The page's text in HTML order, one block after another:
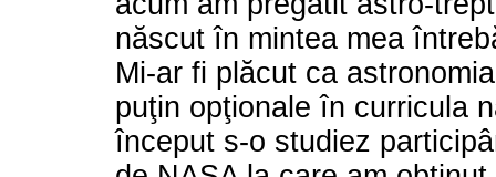
născut în mintea mea
Mi-ar fi plăcut ca
puţin opţionale în curricula
început s-o studiez